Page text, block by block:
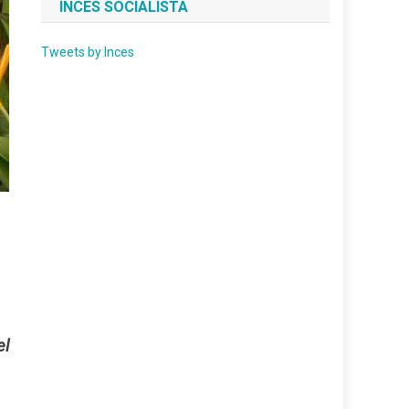
INCES SOCIALISTA
Tweets by Inces